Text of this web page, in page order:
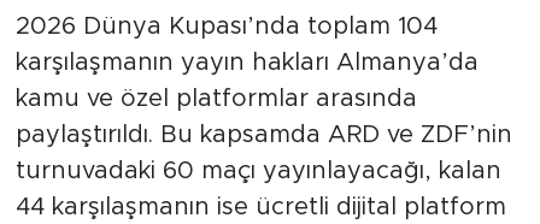
2026 Dünya Kupası’nda toplam 104
karşılaşmanın yayın hakları Almanya’da
kamu ve özel platformlar arasında
paylaştırıldı. Bu kapsamda ARD ve ZDF’nin
turnuvadaki 60 maçı yayınlayacağı, kalan
44 karşılaşmanın ise ücretli dijital platform